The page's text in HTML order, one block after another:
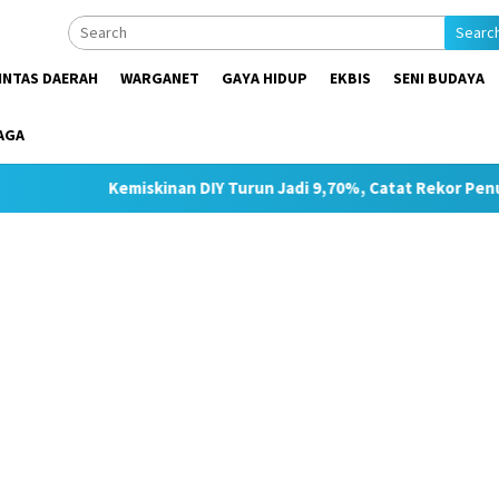
DAERAH WARGANET GAYA HIDUP EKBIS SENI BUDAYA
DIY Turun Jadi 9,70%, Catat Rekor Penurunan